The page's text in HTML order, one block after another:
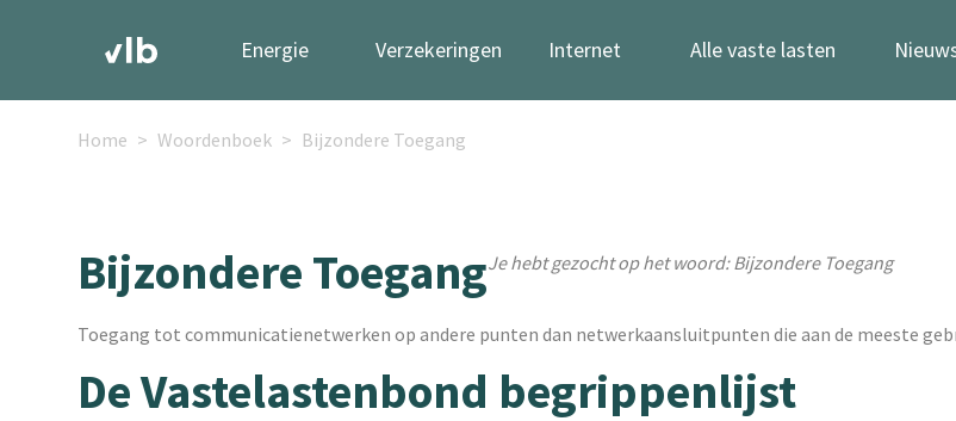
Energie Verzekeringen Internet Alle vaste lasten
Home Woordenboek Bijzondere Toegang
Bijzondere ToegangJe hebt gezocht op het woord: Bijzondere Toegang
Toegang tot communicatienetwerken op andere punten dan netwerkaansluitpunten die aan de meeste
De Vastelastenbond begrippenlijst